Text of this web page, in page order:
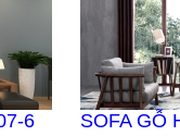
6 SOFA GỖ